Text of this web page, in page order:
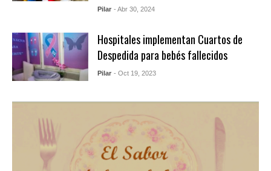
Pilar - Abr 30, 2024
Hospitales implementan Cuartos de
Despedida para bebés fallecidos
Pilar - Oct 19, 2023